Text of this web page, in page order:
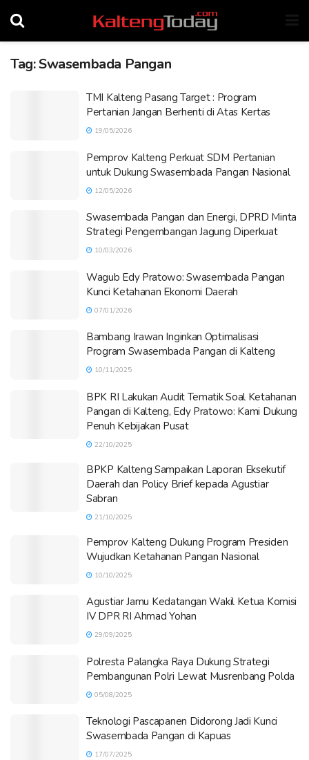
Tag:Swasembada Pangan
TMI Kalteng Pasang Target : Program
Pertanian Jangan Berhenti di Atas Kertas
19/05/2026
Pemprov Kalteng Perkuat SDM Pertanian
untuk Dukung Swasembada Pangan Nasional
12/05/2026
Swasembada Pangan dan Energi, DPRD Minta
Strategi Pengembangan Jagung Diperkuat
10/03/2026
Wagub Edy Pratowo: Swasembada Pangan
Kunci Ketahanan Ekonomi Daerah
07/01/2026
Bambang Irawan Inginkan Optimalisasi
Program Swasembada Pangan di Kalteng
10/11/2025
BPK RI Lakukan Audit Tematik Soal Ketahanan
Pangan di Kalteng, Edy Pratowo: Kami Dukung
Penuh Kebijakan Pusat
22/10/2025
BPKP Kalteng Sampaikan Laporan Eksekutif
Daerah dan Policy Brief kepada Agustiar
Sabran
21/10/2025
Pemprov Kalteng Dukung Program Presiden
Wujudkan Ketahanan Pangan Nasional
10/10/2025
Agustiar Jamu Kedatangan Wakil Ketua Komisi
IV DPR RI Ahmad Yohan
29/09/2025
Polresta Palangka Raya Dukung Strategi
Pembangunan Polri Lewat Musrenbang Polda
05/08/2025
Teknologi Pascapanen Didorong Jadi Kunci
Swasembada Pangan di Kapuas
17/07/2025